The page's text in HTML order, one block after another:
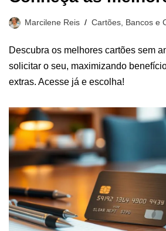
Marcilene Reis Cartões, Bancos e
Descubra os melhores cartões sem
solicitar o seu, maximizando
extras. Acesse já e escolha!